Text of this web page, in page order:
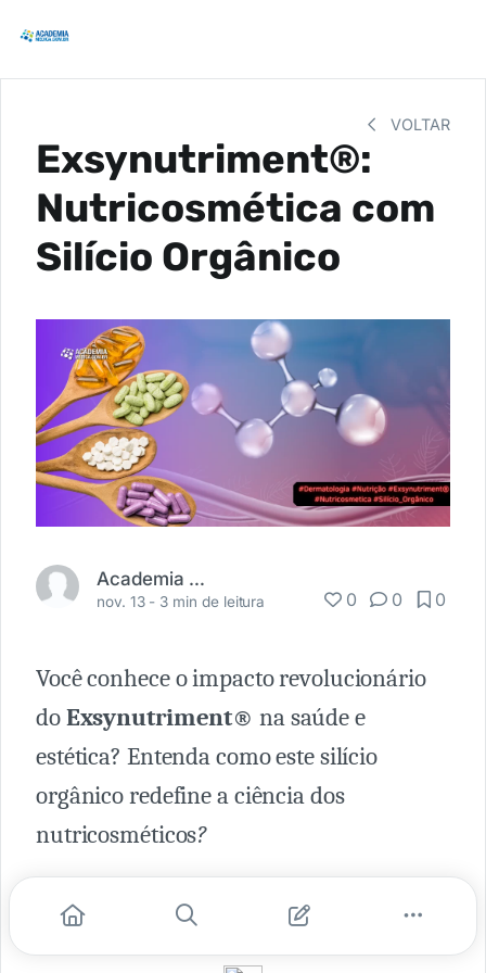
VOLTAR
Exsynutriment®:
Nutricosmética com
Silício Orgânico
Academia Médica
nov. 13 - 3 min de leitura 0 0 0
Você conhece o impacto revolucionário
doExsynutriment® na saúde e
estética? Entenda como este silício
orgânico redefine a ciência dos
nutricosméticos?
Este conteúdo é patrocinado por [Biotec]